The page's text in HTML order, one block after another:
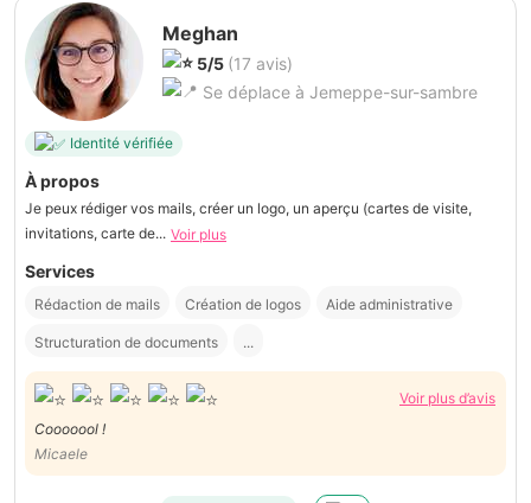
Meghan
5/5 (17 avis)
Se déplace à Jemeppe-sur-sambre
Identité vérifiée
À propos
Je peux rédiger vos mails, créer un logo, un aperçu (cartes de visite,
invitations, carte de... Voir plus
Services
Rédaction de mails Création de logos Aide administrative
Structuration de documents ...
Voir plus d’avis
Cooooool !
Micaele